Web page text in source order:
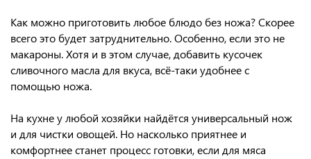
Как можно приготовить любое блюдо без ножа? Скорее
всего это будет затруднительно. Особенно, если это не
макароны. Хотя и в этом случае, добавить кусочек
сливочного масла для вкуса, всё-таки удобнее с
помощью ножа.
На кухне у любой хозяйки найдётся универсальный нож
и для чистки овощей. Но насколько приятнее и
комфортнее станет процесс готовки, если для мяса